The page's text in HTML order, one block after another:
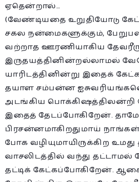
ஏதென்றால்…
(வேண்டியதை உறுதியோடு
சகல நன்மைகளுக்கும்,
வற்றாத ஊரணியாகிய
இருதயத்தினின்றல்லாமல்
யாரிடத்தினின்று இதைக்
தயாள சம்பன்ன
அடங்கிய
இதைத் தேடப்போகிறேன். தாமே
பிரசன்னமாகிறதுமாய் நாங்கள்
போக வழியுமாயிருக்கிற உமது
வாசலிடத்தில் வந்து
தட்டிக் கேட்கப்போகிறேன்.